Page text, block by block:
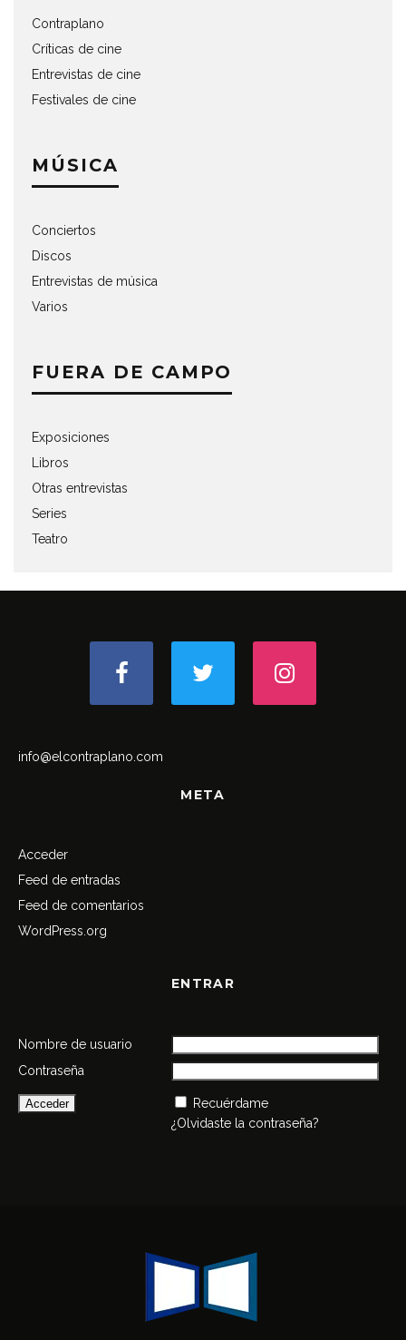
Contraplano
Críticas de cine
Entrevistas de cine
Festivales de cine
MÚSICA
Conciertos
Discos
Entrevistas de música
Varios
FUERA DE CAMPO
Exposiciones
Libros
Otras entrevistas
Series
Teatro
info@elcontraplano.com
META
Acceder
Feed de entradas
Feed de comentarios
WordPress.org
ENTRAR
Nombre de usuario
Contraseña
Recuérdame
¿Olvidaste la contraseña?